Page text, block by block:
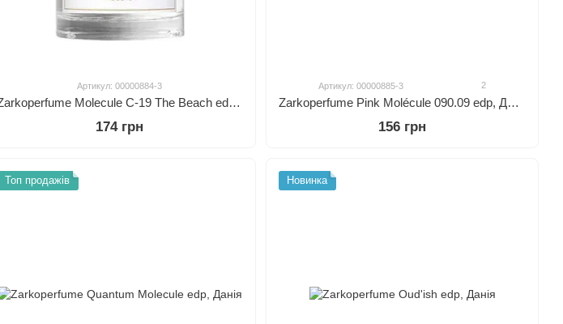
Артикул: 00000884-3
Zarkoperfume Molecule C-19 The Beach edp, Данія
174 грн
Артикул: 00000885-3 2
Zarkoperfume Pink Molécule 090.09 edp, Данія
156 грн
Топ продажів Новинка